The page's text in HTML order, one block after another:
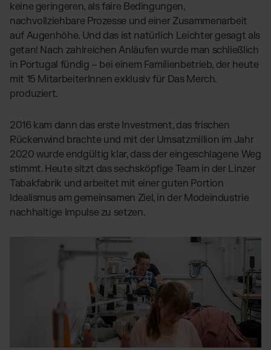
keine geringeren, als faire Bedingungen,
nachvollziehbare Prozesse und einer Zusammenarbeit
auf Augenhöhe. Und das ist natürlich Leichter gesagt als
getan! Nach zahlreichen Anläufen wurde man schließlich
in Portugal fündig – bei einem Familienbetrieb, der heute
mit 15 MitarbeiterInnen exklusiv für Das Merch.
produziert.
2016 kam dann das erste Investment, das frischen
Rückenwind brachte und mit der Umsatzmillion im Jahr
2020 wurde endgültig klar, dass der eingeschlagene Weg
stimmt. Heute sitzt das sechsköpfige Team in der Linzer
Tabakfabrik und arbeitet mit einer guten Portion
Idealismus am gemeinsamen Ziel, in der Modeindustrie
nachhaltige Impulse zu setzen.